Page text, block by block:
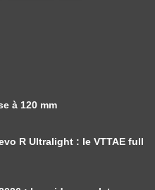
à 120 mm
R Ultralight : le VTTAE full